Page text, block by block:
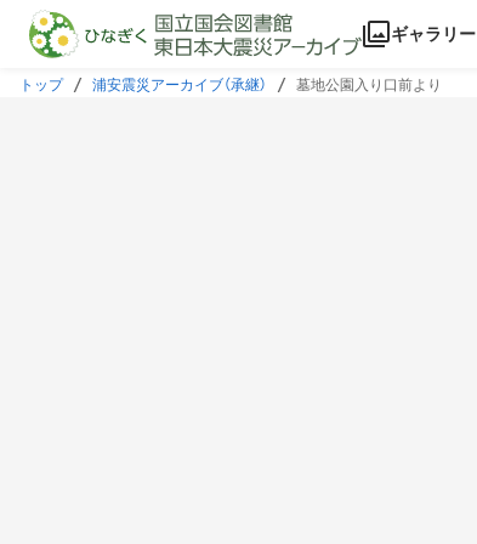
本文に飛ぶ
ギャラリー
トップ 浦安震災アーカイブ（承継） 墓地公園入り口前より